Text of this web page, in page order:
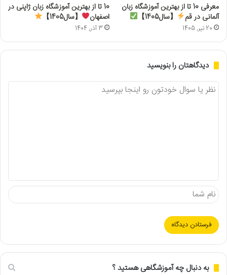
معرفی 10 تا از بهترین آموزشگاه زبان
آلمانی در قم
【سال1405】
20 تیر, 1405
10 تا از بهترین آموزشگاه زبان ژاپنی در
اصفهان
【سال1405】
3 آذر, 1404
دیدگاهتان را بنویسید
د
به دنبال چه آموزشگاهی هستید ؟